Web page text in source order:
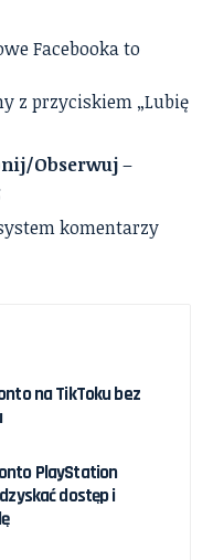
Facebooka to
z przyciskiem „Lubię
Obserwuj–
komentarzy
na TikToku bez
PlayStation
dostęp i